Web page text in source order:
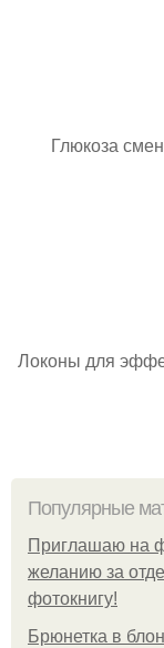
Глюкоза
Локоны для
Популярные
Приглашаю на
желанию за
фотокнигу!
Брюнетка в